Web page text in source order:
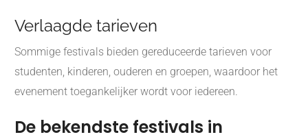
Verlaagde tarieven
Sommige festivals bieden gereduceerde tarieven voor
studenten, kinderen, ouderen en groepen, waardoor het
evenement toegankelijker wordt voor iedereen.
De bekendste festivals in